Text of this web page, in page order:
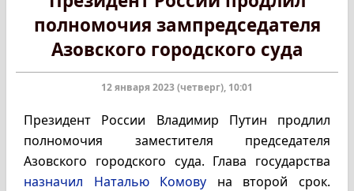
полномочия зампредседателя
Азовского городского суда
12 января 2023 (четверг), 10:01
Президент России Владимир Путин продлил
полномочия заместителя председателя
Азовского городского суда. Глава государства
назначил Наталью Комову на второй срок.